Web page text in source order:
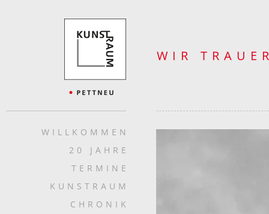
WILLKOMMEN
20 JAHRE
TERMINE
KUNSTRAUM
CHRONIK
WIR